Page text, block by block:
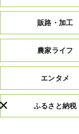
販路・加工
農家ライフ
エンタメ
ふるさと納税